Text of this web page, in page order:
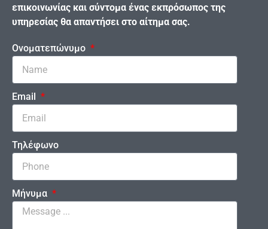
επικοινωνίας και σύντομα ένας εκπρόσωπος της
υπηρεσίας θα απαντήσει στο αίτημα σας.
Ονοματεπώνυμο
Email
Τηλέφωνο
Μήνυμα